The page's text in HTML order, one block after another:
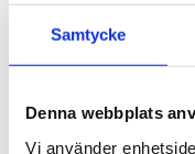
Samtycke
Denna webbplats
Vi använder
Omdömen
Du